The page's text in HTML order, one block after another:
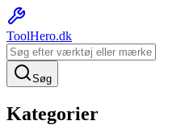
ToolHero.dk
Søg
Kategorier